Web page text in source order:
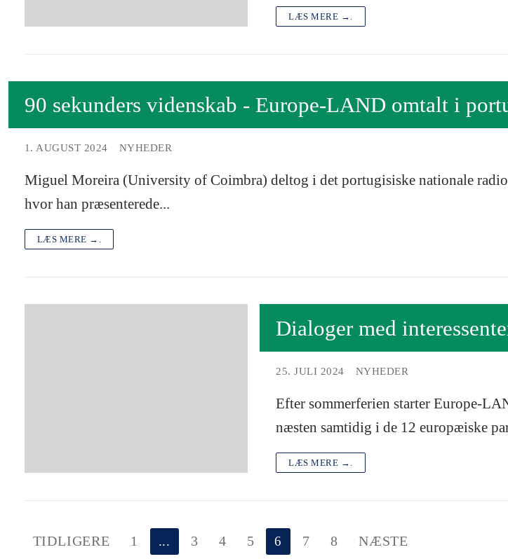
LÆS MERE →.
90 sekunders videnskab - Europe-LAND omtalt i
1. AUGUST 2024 NYHEDER
Miguel Moreira (University of Coimbra) deltog i det portugisiske nationale
hvor han præsenterede...
LÆS MERE →.
Dialoger med
25. JULI 2024 NYHEDER
Efter sommerferien starter Europe-
næsten samtidig i de 12 europæiske
LÆS MERE →.
Indlægsinddeling
TIDLIGERE 1 ... 3 4 5 6 7 8 NÆSTE